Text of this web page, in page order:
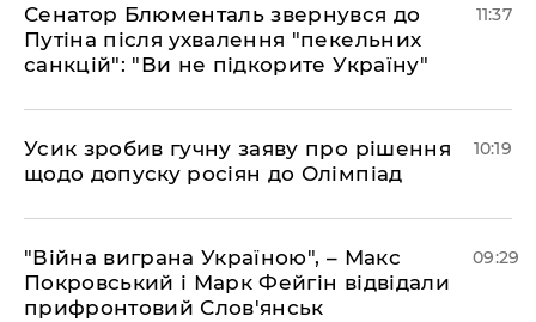
Сенатор Блюменталь звернувся до
Путіна після ухвалення "пекельних
санкцій": "Ви не підкорите Україну"
11:37
Усик зробив гучну заяву про рішення
щодо допуску росіян до Олімпіад
10:19
"Війна виграна Україною", – Макс
Покровський і Марк Фейгін відвідали
прифронтовий Слов'янськ
09:29